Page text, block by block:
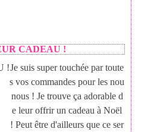
CADEAU !
Je suis super touchée par toute
s vos commandes pour les nou
nous ! Je trouve ça adorable d
e leur offrir un cadeau à Noël
! Peut être d'ailleurs que ce ser